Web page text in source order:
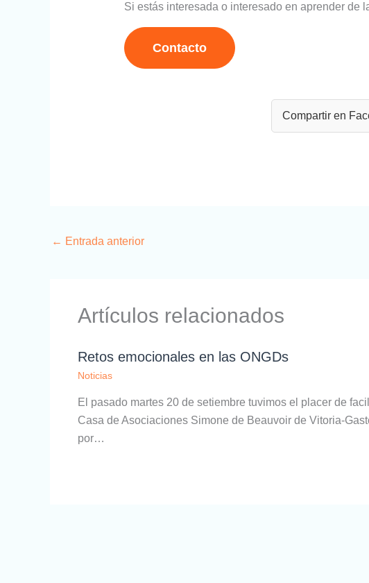
Si estás interesada o interesado en aprender
Contacto
Compartir en
← Entrada anterior
Artículos relacionados
Retos emocionales en las ONGDs
Noticias
El pasado martes 20 de setiembre tuvimos el placer de
Casa de Asociaciones Simone de Beauvoir de Vitoria-
por…